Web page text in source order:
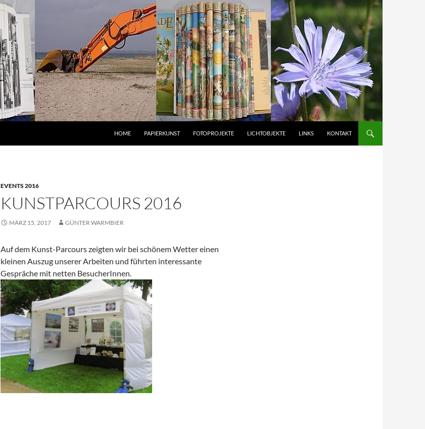
HOME PAPIERKUNST FOTOPROJEKTE LICHTOBJEKTE LINKS KONTAKT
EVENTS 2016
KUNSTPARCOURS 2016
MÄRZ 15, 2017 GÜNTER WARMBIER
Auf dem Kunst-Parcours zeigten wir bei schönem Wetter einen
kleinen Auszug unserer Arbeiten und führten interessante
Gespräche mit netten BesucherInnen.